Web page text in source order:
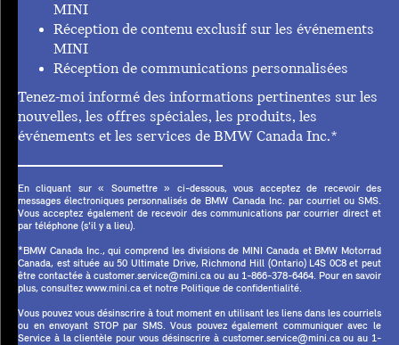
MINI
Réception de contenu exclusif sur les événements
MINI
Réception de communications personnalisées
Tenez-moi informé des informations pertinentes sur les
nouvelles, les offres spéciales, les produits, les
événements et les services de BMW Canada Inc.*
En cliquant sur « Soumettre » ci-dessous, vous acceptez de recevoir des
messages électroniques personnalisés de BMW Canada Inc. par courriel ou SMS.
Vous acceptez également de recevoir des communications par courrier direct et
par téléphone (s'il y a lieu).
*BMW Canada Inc., qui comprend les divisions de MINI Canada et BMW Motorrad
Canada, est située au 50 Ultimate Drive, Richmond Hill (Ontario) L4S 0C8 et peut
être contactée à customer.service@mini.ca ou au 1-866-378-6464. Pour en savoir
plus, consultez www.mini.ca et notre Politique de confidentialité.
Vous pouvez vous désinscrire à tout moment en utilisant les liens dans les courriels
ou en envoyant STOP par SMS. Vous pouvez également communiquer avec le
Service à la clientèle pour vous désinscrire à customer.service@mini.ca ou au 1-